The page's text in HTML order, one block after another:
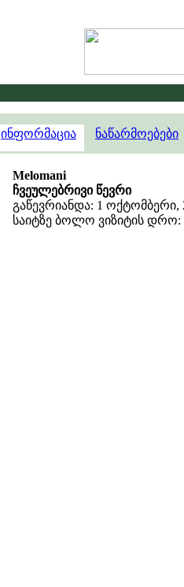
ინფორმაცია ნაწარმოებები
Melomani
ჩვეულებრივი წევრი
გაწევრიანდა: 1 ოქტომბერი,
საიტზე ბოლო ვიზიტის დრო: